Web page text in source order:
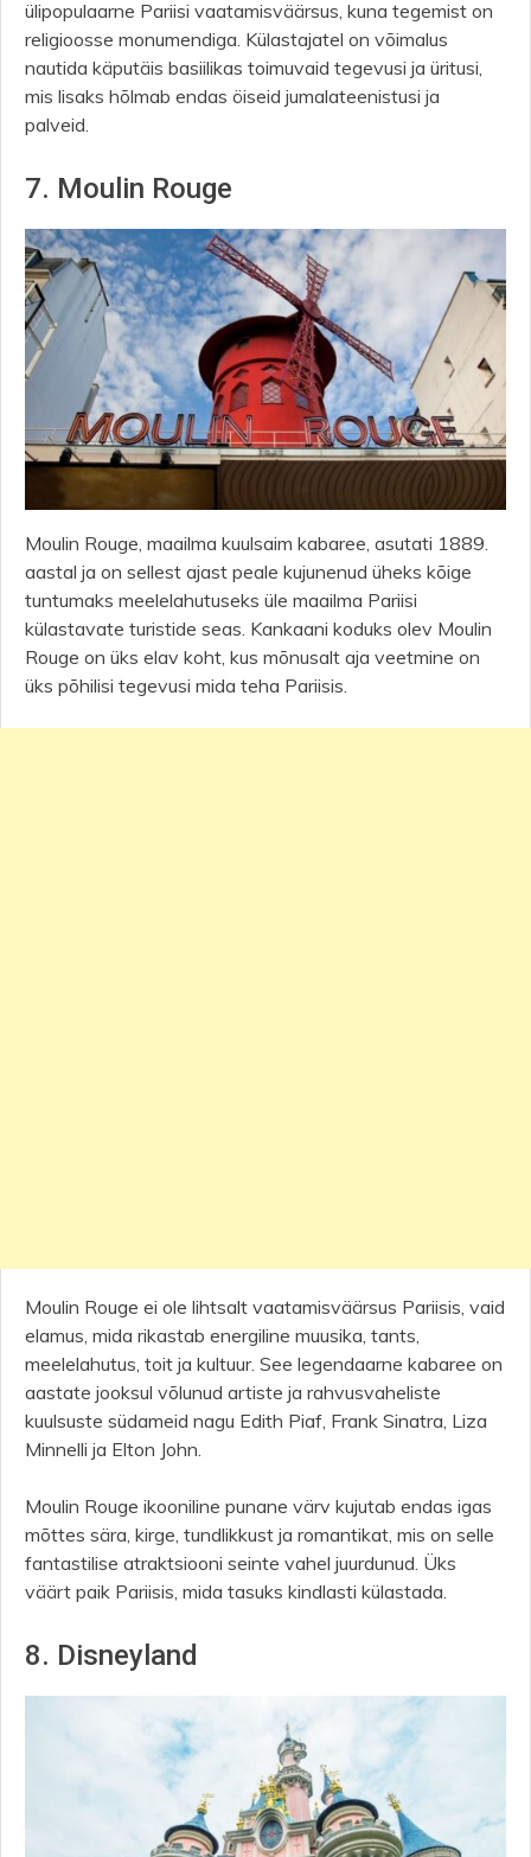
ülipopulaarne Pariisi vaatamisväärsus, kuna tegemist on
religioosse monumendiga. Külastajatel on võimalus
nautida käputäis basiilikas toimuvaid tegevusi ja üritusi,
mis lisaks hõlmab endas öiseid jumalateenistusi ja
palveid.
7. Moulin Rouge
Moulin Rouge, maailma kuulsaim kabaree, asutati 1889.
aastal ja on sellest ajast peale kujunenud üheks kõige
tuntumaks meelelahutuseks üle maailma Pariisi
külastavate turistide seas. Kankaani koduks olev Moulin
Rouge on üks elav koht, kus mõnusalt aja veetmine on
üks põhilisi tegevusi mida teha Pariisis.
Moulin Rouge ei ole lihtsalt vaatamisväärsus Pariisis, vaid
elamus, mida rikastab energiline muusika, tants,
meelelahutus, toit ja kultuur. See legendaarne kabaree on
aastate jooksul võlunud artiste ja rahvusvaheliste
kuulsuste südameid nagu Edith Piaf, Frank Sinatra, Liza
Minnelli ja Elton John.
Moulin Rouge ikooniline punane värv kujutab endas igas
mõttes sära, kirge, tundlikkust ja romantikat, mis on selle
fantastilise atraktsiooni seinte vahel juurdunud. Üks
väärt paik Pariisis, mida tasuks kindlasti külastada.
8. Disneyland